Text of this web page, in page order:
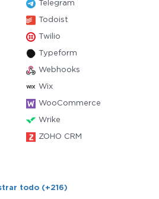
Telegram
Todoist
Twilio
Typeform
Webhooks
Wix
WooCommerce
Wrike
ZOHO CRM
todo (+216)